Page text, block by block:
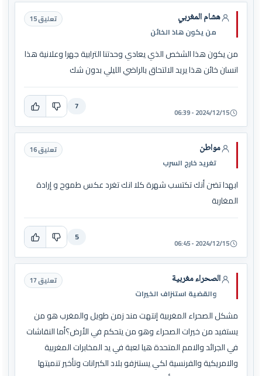
هشام المغربي
من يكون هاذ الخائن
تعليق 15
من يكون هذا الشخص الذي يعادي وحدتنا الترابية جهرا وعلانية هذا
انسان خائن هذا يريد الالتحاق بالراضي الليلي بدون شك
2024/12/15 - 06:39
7
مواطن
تغريد خارج السرب
تعليق 16
ابهدا تضن أنك تكتسب شهرة كلا انك تغرد عكس طموح و إرادة
المغاربة
2024/12/15 - 06:45
5
الصحراء مغربية
والقضية استنزاف الخيرات
تعليق 17
مشكل الصحراء المغربية إنتهت مند زمن طويل والمغرب هو من
يستفيد من خيرات الصحراء وهو من يتحكم في الأرض؟أما النقاشات
في الجرائد والامم المتحدة هيا لعبة في يد المخابرات المغربية
والامريكية والفرنسية لكي يستنزفو بلاد الكبرانات وتأخير تنميتها